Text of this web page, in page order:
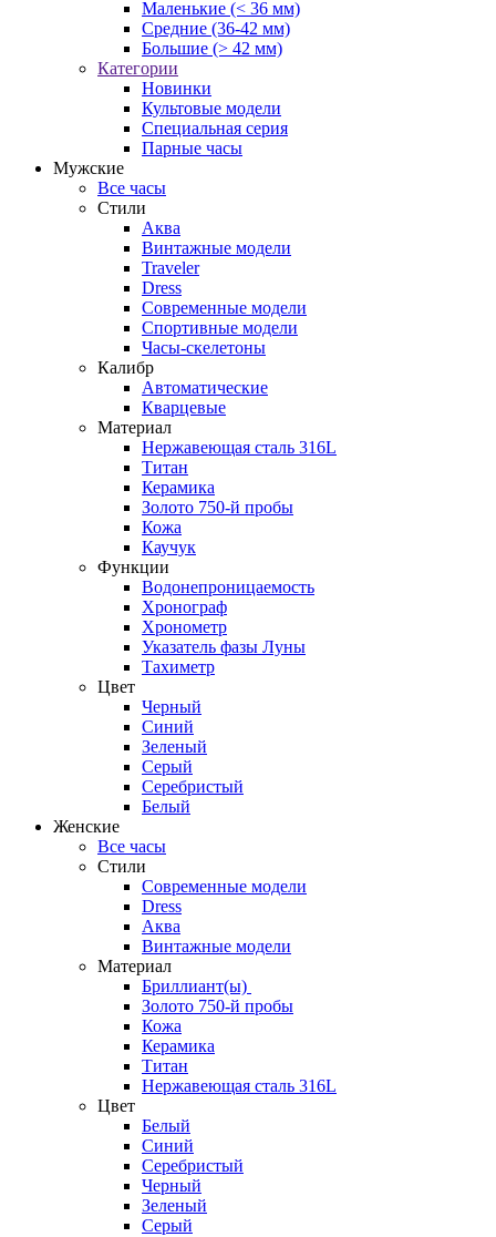
Маленькие (< 36 мм)
Средние (36-42 мм)
Большие (> 42 мм)
Категории
Новинки
Культовые модели
Специальная серия
Парные часы
Мужские
Все часы
Стили
Аква
Винтажные модели
Traveler
Dress
Современные модели
Спортивные модели
Часы-скелетоны
Калибр
Автоматические
Кварцевые
Материал
Нержавеющая сталь 316L
Титан
Керамика
Золото 750-й пробы
Кожа
Каучук
Функции
Водонепроницаемость
Хронограф
Хронометр
Указатель фазы Луны
Тахиметр
Цвет
Черный
Синий
Зеленый
Серый
Серебристый
Белый
Женские
Все часы
Стили
Современные модели
Dress
Аква
Винтажные модели
Материал
Бриллиант(ы)
Золото 750-й пробы
Кожа
Керамика
Титан
Нержавеющая сталь 316L
Цвет
Белый
Синий
Серебристый
Черный
Зеленый
Серый